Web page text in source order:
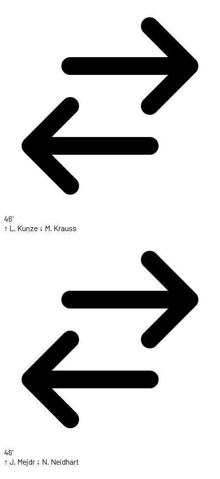
46'
↑ L. Kunze ↓ M. Krauss
46'
↑ J. Mejdr ↓ N. Neidhart